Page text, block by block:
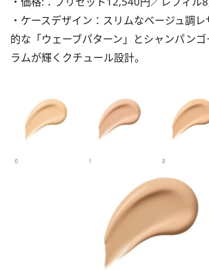
・ケースデザイン：スリムなベージュ調
的な「ウェーブパターン」とシャンパン
ラムが輝くクチュール設計。